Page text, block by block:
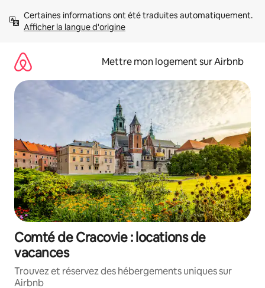
directement
Afficher la langue d'origine
Mettre mon logement sur Airbnb
Comté de Cracovie : locations de
vacances
Trouvez et réservez des hébergements uniques sur
Airbnb